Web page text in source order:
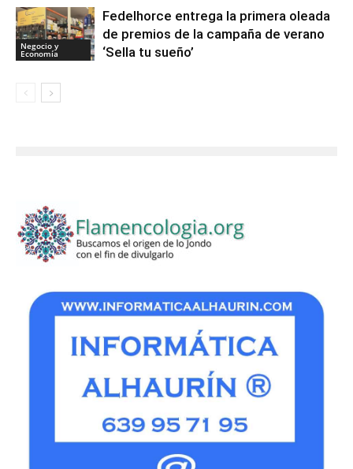
Negocio y
Economía
Fedelhorce entrega la primera oleada
de premios de la campaña de verano
‘Sella tu sueño’